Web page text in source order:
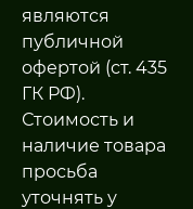
являются
публичной
офертой (ст. 435
ГК РФ).
Стоимость и
наличие товара
просьба
уточнять у